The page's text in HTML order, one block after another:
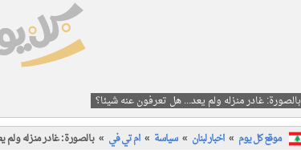
بالصورة: غادر منزله ولم يعد... هل تعرفون عنه شيئا؟
موقع كل يوم اخبار لبنان سياسة ام تي في بالصورة: غادر منزله